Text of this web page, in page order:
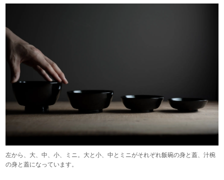
左から、大、中、小、ミニ。大と小、中とミニがそれぞれ飯碗の身と蓋、汁椀
の身と蓋になっています。